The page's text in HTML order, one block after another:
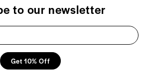
to our newsletter
Get 10% Off